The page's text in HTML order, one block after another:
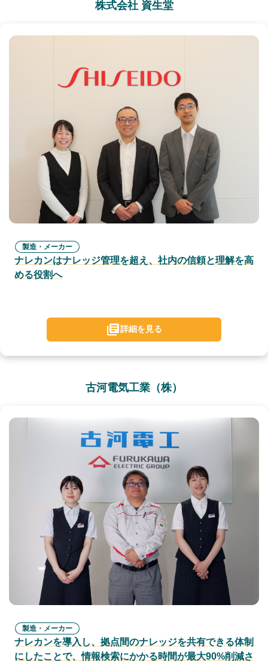
株式会社 資生堂
製造・メーカー
ナレカンはナレッジ管理を超え、社内の信頼と理解を高
める役割へ
詳細を見る
古河電気工業（株）
製造・メーカー
ナレカンを導入し、拠点間のナレッジを共有できる体制
にしたことで、情報検索にかかる時間が最大90%削減さ